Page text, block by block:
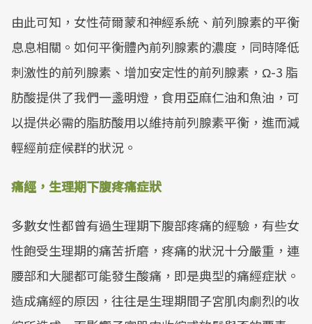
由此可知，女性荷爾蒙和神經系統、前列腺素的平衡
息息相關。如何平衡體內前列腺素的濃度，同時降低
刺激性的前列腺素、增加安定性的前列腺素，Ω-3 脂
肪酸提供了我們一盞明燈，食用亞麻仁油和魚油，可
以提供必需的脂肪酸用以維持前列腺素平衡，進而減
輕經前症候群的狀況。
痛經，生理期下腹疼痛症狀
多數女性都曾有過生理期下腹部疼痛的經驗，有些女
性飽受生理期的痛苦折磨，疼痛的狀況十分嚴重，連
腰部和大腿都可能發生酸痛，即是典型的痛經症狀。
造成痛經的原因，往往是生理期間子宮肌肉劇烈的收